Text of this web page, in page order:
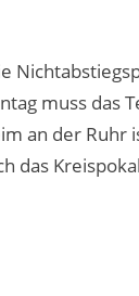
muss das
an der
das